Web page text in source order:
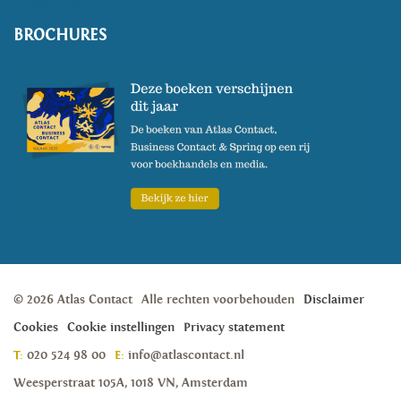
BROCHURES
© 2026 Atlas Contact Alle rechten voorbehouden
Disclaimer
Cookies
Cookie instellingen
Privacy statement
T: 020 524 98 00 E: info@atlascontact.nl
Weesperstraat 105A, 1018 VN, Amsterdam